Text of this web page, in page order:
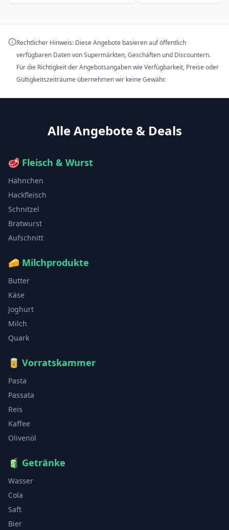
Rechtlicher Hinweis: Diese Angebote basieren auf öffentlich
verfügbaren Daten von Supermärkten, Geschäften und Discountern.
Für die Richtigkeit der Angebotsangaben wie Verfügbarkeit, Preise oder
Gültigkeitszeiträume übernehmen wir keine Gewähr.
Alle Angebote & Deals
🥩 Fleisch & Wurst
Hähnchen
Hackfleisch
Schnitzel
Bratwurst
Aufschnitt
🧀 Milchprodukte
Butter
Käse
Joghurt
Milch
Quark
🥫 Vorratskammer
Pasta
Passata
Reis
Kaffee
Olivenöl
🧃 Getränke
Wasser
Cola
Saft
Bier